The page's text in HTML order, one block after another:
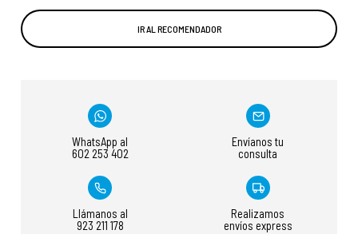
IR AL RECOMENDADOR
WhatsApp al
602 253 402
Envíanos tu
consulta
Llámanos al
923 211 178
Realizamos
envíos express